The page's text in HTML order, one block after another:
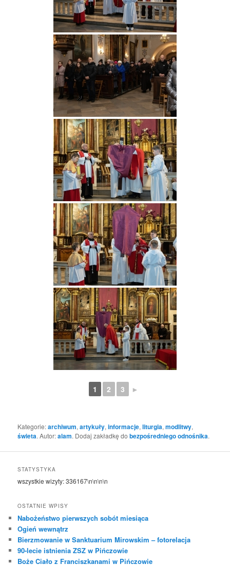
1 2 3 ►
Kategorie:archiwum,artykuły,informacje,liturgia,modlitwy,
świeta. Autor:alam. Dodaj zakładkę dobezpośredniego odnośnika.
STATYSTYKA
wszystkie wizyty:336167\n\n\n\n
OSTATNIE WPISY
Nabożeństwo pierwszych sobót miesiąca
Ogień wewnątrz
Bierzmowanie w Sanktuarium Mirowskim – fotorelacja
90-lecie istnienia ZSZ w Pińczowie
Boże Ciało z Franciszkanami w Pińczowie